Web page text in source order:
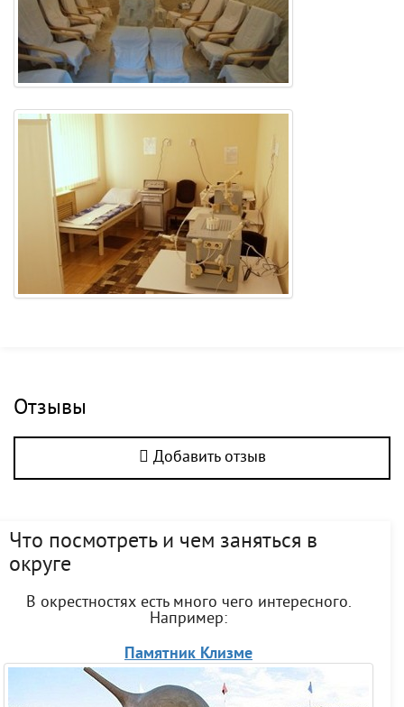
Отзывы
Добавить отзыв
Что посмотреть и чем заняться в
округе
В окрестностях есть много чего интересного.
Например:
Памятник Клизме